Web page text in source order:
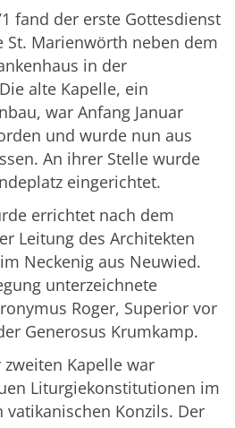
fand der erste Gottesdienst
St. Marienwörth neben dem
in der
alte Kapelle, ein
war Anfang Januar
und wurde nun aus
An ihrer Stelle wurde
eingerichtet.
errichtet nach dem
Leitung des Architekten
Neckenig aus Neuwied.
unterzeichnete
Roger, Superior vor
Generosus Krumkamp.
Kapelle war
Liturgiekonstitutionen im
vatikanischen Konzils. Der